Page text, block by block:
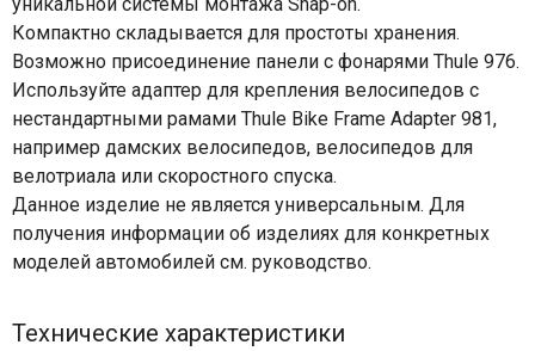
Компактно складывается для простоты хранения.
Возможно присоединение панели с фонарями Thule 976.
Используйте адаптер для крепления велосипедов с
нестандартными рамами Thule Bike Frame Adapter 981,
например дамских велосипедов, велосипедов для
велотриала или скоростного спуска.
Данное изделие не является универсальным. Для
получения информации об изделиях для конкретных
моделей автомобилей см. руководство.
Технические характеристики